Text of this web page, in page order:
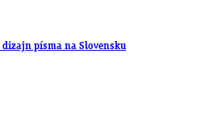
písma na Slovensku